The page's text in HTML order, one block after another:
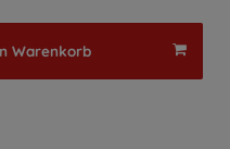
Warenkorb